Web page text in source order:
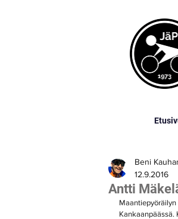
Antti
Beni
12.9.2016